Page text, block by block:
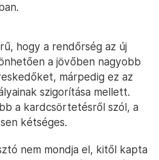
hogy a rendőrség az új
a jövőben nagyobb
márpedig ez az
szigorítása mellett.
a kardcsörtetésről szól, a
kétséges.
nem mondja el, kitől kapta